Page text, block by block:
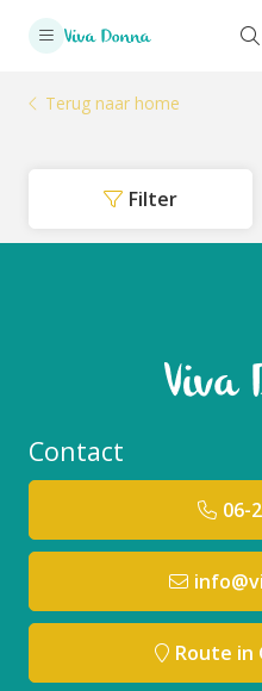
Terug naar home
Filter
Contact
06-
Route in